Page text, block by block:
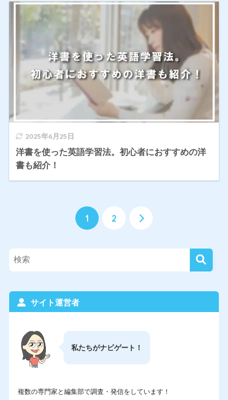
2025年6月25日
洋書を使った英語学習法。初心者におすすめの洋
書も紹介！
1 2
サイト運営者
私たちがナビゲート！
複数の専門家と編集部で調査・発信をしています！